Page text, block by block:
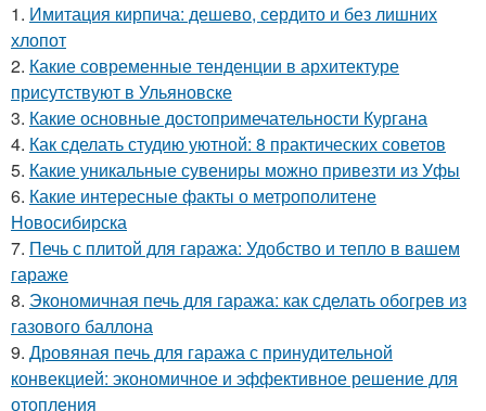
1. Имитация кирпича: дешево, сердито и без лишних
хлопот
2. Какие современные тенденции в архитектуре
присутствуют в Ульяновске
3. Какие основные достопримечательности Кургана
4. Как сделать студию уютной: 8 практических советов
5. Какие уникальные сувениры можно привезти из Уфы
6. Какие интересные факты о метрополитене
Новосибирска
7. Печь с плитой для гаража: Удобство и тепло в вашем
гараже
8. Экономичная печь для гаража: как сделать обогрев из
газового баллона
9. Дровяная печь для гаража с принудительной
конвекцией: экономичное и эффективное решение для
отопления